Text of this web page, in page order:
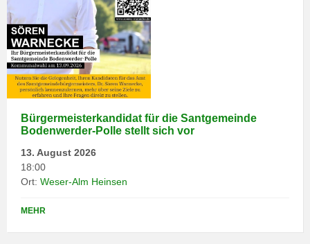
Bürgermeisterkandidat für die Santgemeinde
Bodenwerder-Polle stellt sich vor
13. August 2026
18:00
Ort: Weser-Alm Heinsen
MEHR